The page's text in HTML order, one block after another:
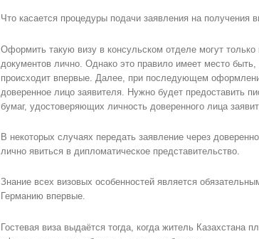
Что касается процедуры подачи заявления на получения
Оформить такую визу в консульском отделе могут
документов лично. Однако это правило имеет место
происходит впервые. Далее, при последующем
доверенное лицо заявителя. Нужно будет предоставить
бумаг, удостоверяющих личность доверенного лица
В некоторых случаях передать заявление через
лично явиться в дипломатическое представительство.
Знание всех визовых особенностей является
Германию впервые.
Гостевая виза выдаётся тогда, когда житель Казахстана